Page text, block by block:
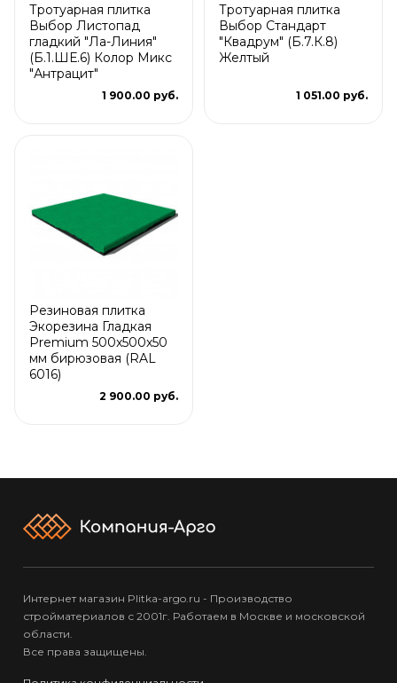
Тротуарная плитка
Выбор Листопад
гладкий "Ла-Линия"
(Б.1.ШЕ.6) Колор Микс
"Антрацит"
1 900.00 руб.
Тротуарная плитка
Выбор Стандарт
"Квадрум" (Б.7.К.8)
Желтый
1 051.00 руб.
Резиновая плитка
Экорезина Гладкая
Premium 500x500x50
мм бирюзовая (RAL
6016)
2 900.00 руб.
Интернет магазин Plitka-argo.ru - Производство
стройматериалов с 2001г. Работаем в Москве и московской
области.
Все права защищены.